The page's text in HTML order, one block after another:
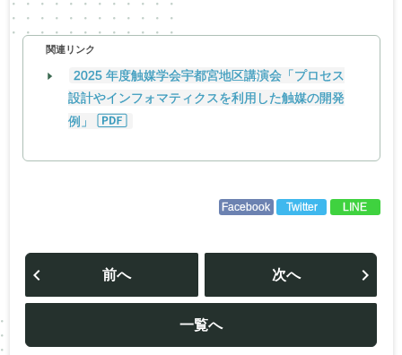
関連リンク
2025 年度触媒学会宇都宮地区講演会「プロセス
設計やインフォマティクスを利用した触媒の開発
例」
Facebook Twitter LINE
投
ビ
ー
シ
ョ
前へ
一覧へ
次へ